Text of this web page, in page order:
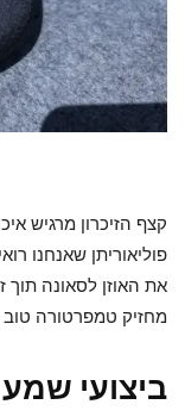
קצף הזיכרון מרגיש
פוליאוריתן שאנחנו
את האוזן לסאונה תוך
מחזיק טמפרטורה טוב
ביצועי שמע